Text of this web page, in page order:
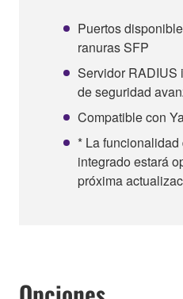
Puertos
ranuras SFP
Servidor RADIUS
de seguridad
Compatible con
* La
integrado estará
próxima